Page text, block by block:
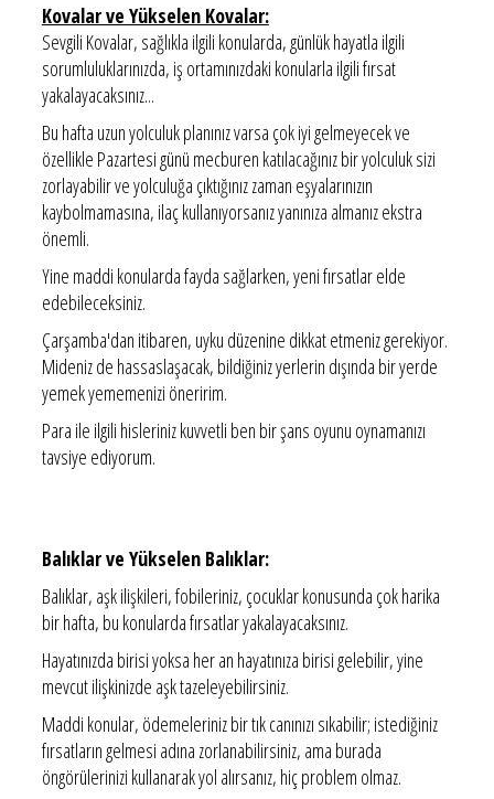
Kovalar ve Yükselen Kovalar:
Sevgili Kovalar, sağlıkla ilgili konularda, günlük hayatla ilgili
sorumluluklarınızda, iş ortamınızdaki konularla ilgili fırsat
yakalayacaksınız...
Bu hafta uzun yolculuk planınız varsa çok iyi gelmeyecek ve
özellikle Pazartesi günü mecburen katılacağınız bir yolculuk sizi
zorlayabilir ve yolculuğa çıktığınız zaman eşyalarınızın
kaybolmamasına, ilaç kullanıyorsanız yanınıza almanız ekstra
önemli.
Yine maddi konularda fayda sağlarken, yeni fırsatlar elde
edebileceksiniz.
Çarşamba'dan itibaren, uyku düzenine dikkat etmeniz gerekiyor.
Mideniz de hassaslaşacak, bildiğiniz yerlerin dışında bir yerde
yemek yememenizi öneririm.
Para ile ilgili hisleriniz kuvvetli ben bir şans oyunu oynamanızı
tavsiye ediyorum.
Balıklar ve Yükselen Balıklar:
Balıklar, aşk ilişkileri, fobileriniz, çocuklar konusunda çok harika
bir hafta, bu konularda fırsatlar yakalayacaksınız.
Hayatınızda birisi yoksa her an hayatınıza birisi gelebilir, yine
mevcut ilişkinizde aşk tazeleyebilirsiniz.
Maddi konular, ödemeleriniz bir tık canınızı sıkabilir; istediğiniz
fırsatların gelmesi adına zorlanabilirsiniz, ama burada
öngörülerinizi kullanarak yol alırsanız, hiç problem olmaz.